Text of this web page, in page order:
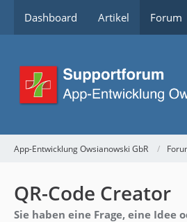
Dashboard Artikel Forum
App-Entwicklung Owsianowski GbR
QR-Code Creator
Sie haben eine Frage, eine Idee